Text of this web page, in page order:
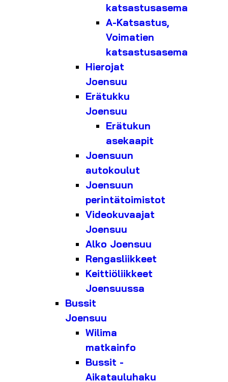
katsastusasema
A-Katsastus,
Voimatien
katsastusasema
Hierojat
Joensuu
Erätukku
Joensuu
Erätukun
asekaapit
Joensuun
autokoulut
Joensuun
perintätoimistot
Videokuvaajat
Joensuu
Alko Joensuu
Rengasliikkeet
Keittiöliikkeet
Joensuussa
Bussit
Joensuu
Wilima
matkainfo
Bussit -
Aikatauluhaku